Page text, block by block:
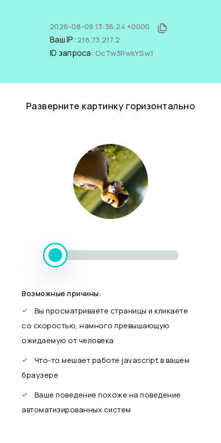
2026-08-09 13:38:24 +0000
Ваш IP: 216.73.217.2
ID запроса: OcTw3RwkYSw1
Разверните картинку горизонтально
Возможные причины:
Вы просматриваете страницы и кликаете
со скоростью, намного превышающую
ожидаемую от человека
Что-то мешает работе javascript в вашем
браузере
Ваше поведение похоже на поведение
автоматизированных систем